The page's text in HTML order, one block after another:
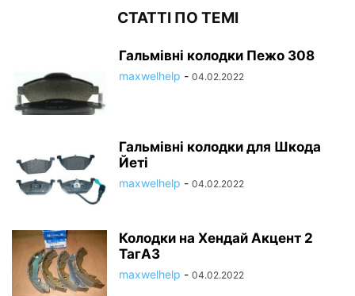
СТАТТІ ПО ТЕМІ
Гальмівні колодки Пежо 308
maxwelhelp - 04.02.2022
Гальмівні колодки для Шкода
Йеті
maxwelhelp - 04.02.2022
Колодки на Хендай Акцент 2
ТагАЗ
maxwelhelp - 04.02.2022